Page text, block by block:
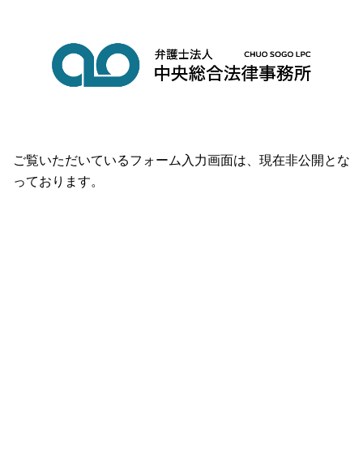
ご覧いただいているフォーム入力画面は、現在非公開とな
っております。